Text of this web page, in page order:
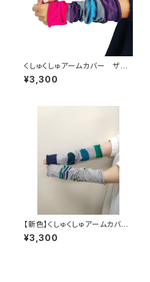
くしゅくしゅアームカバー ザク
ロ
¥3,300
【新色】くしゅくしゅアームカバ
ー あさぎ
¥3,300